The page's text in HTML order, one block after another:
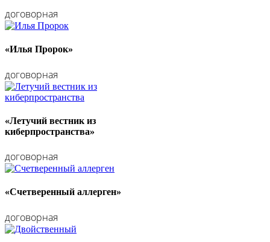
договорная
«Илья Пророк»
договорная
«Летучий вестник из
киберпространства»
договорная
«Счетверенный аллерген»
договорная